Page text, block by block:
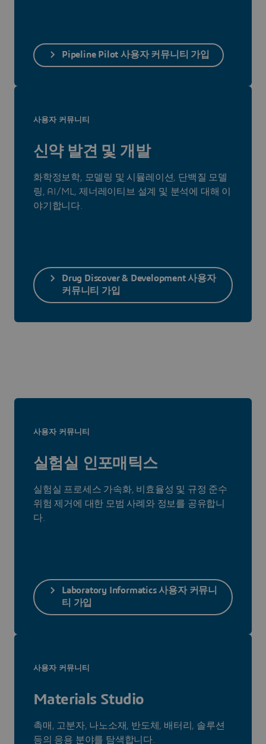
Pipeline Pilot 사용자 커뮤니티 가입
사용자 커뮤니티
신약 발견 및 개발
화학정보학, 모델링 및 시뮬레이션, 단백질 모델
링, AI/ML, 제너레이티브 설계 및 분석에 대해 이
야기합니다.
Drug Discover & Development 사용자
커뮤니티 가입
사용자 커뮤니티
실험실 인포매틱스
실험실 프로세스 가속화, 비효율성 및 규정 준수
위험 제거에 대한 모범 사례와 정보를 공유합니
다.
Laboratory Informatics 사용자 커뮤니
티 가입
사용자 커뮤니티
Materials Studio
촉매, 고분자, 나노소재, 반도체, 배터리, 솔루션
등의 응용 분야를 탐색합니다.